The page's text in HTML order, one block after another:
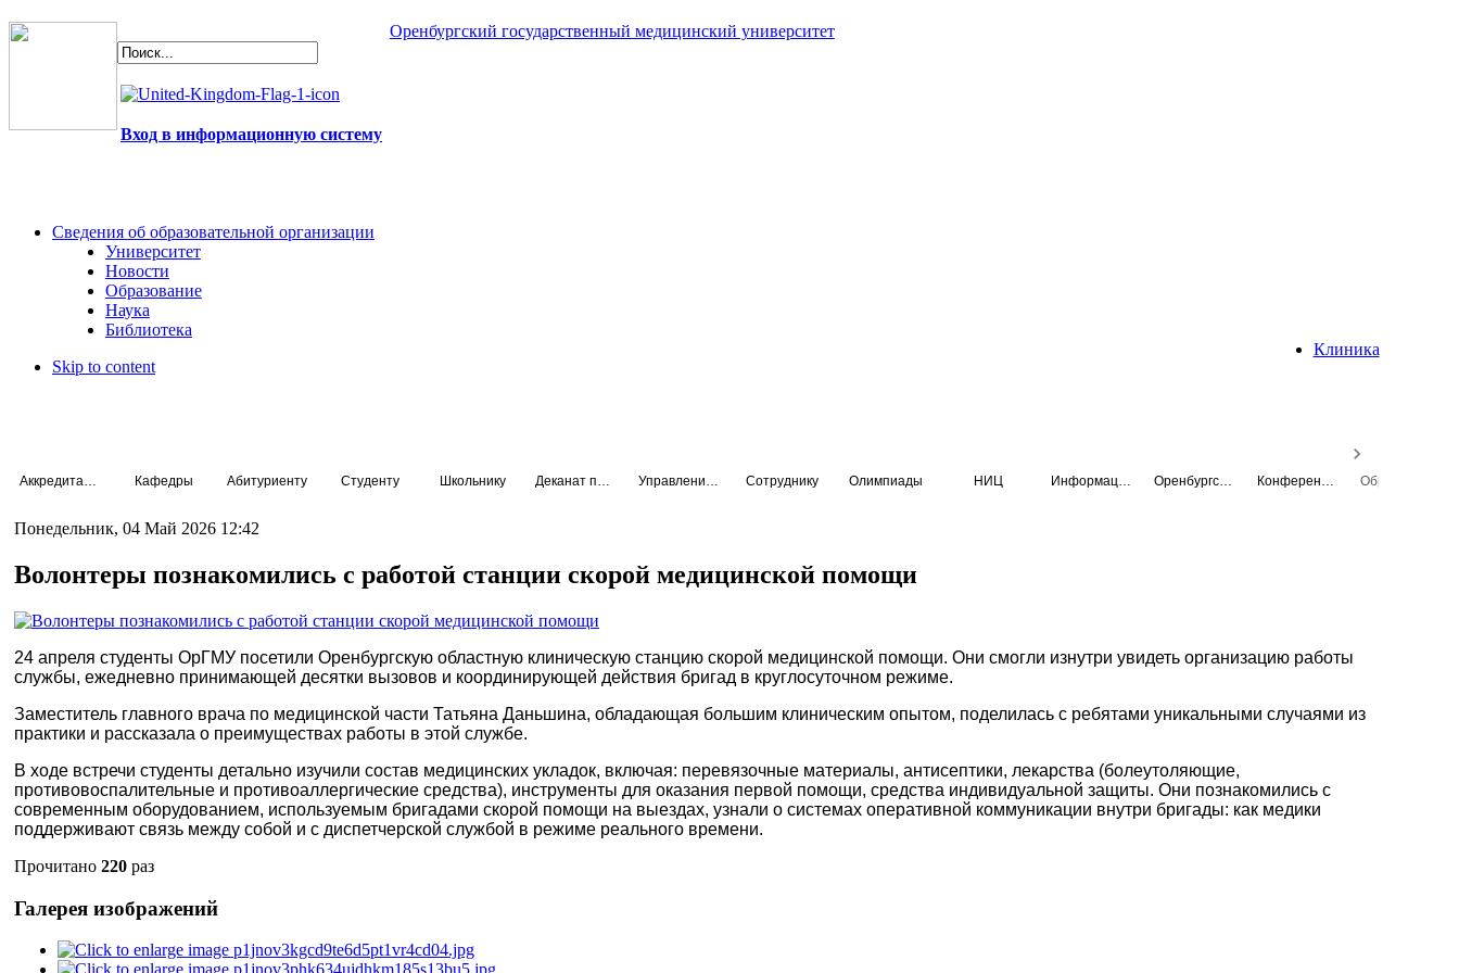
Оренбургский государственный медицинский университет
Вход в информационную систему
Сведения об образовательной организации
Университет
Новости
Образование
Наука
Библиотека
Клиника
Skip to content
Кафедры Абитуриенту Студенту Школьнику Сотруднику Олимпиады НИЦ
Понедельник, 04 Май 2026 12:42
Волонтеры познакомились с работой станции скорой медицинской помощи
24 апреля студенты ОрГМУ посетили Оренбургскую областную клиническую станцию скорой медицинской помощи. Они смогли изнутри увидеть организацию работы
службы, ежедневно принимающей десятки вызовов и координирующей действия бригад в круглосуточном режиме.
Заместитель главного врача по медицинской части Татьяна Даньшина, обладающая большим клиническим опытом, поделилась с ребятами уникальными случаями из
практики и рассказала о преимуществах работы в этой службе.
В ходе встречи студенты детально изучили состав медицинских укладок, включая: перевязочные материалы, антисептики, лекарства (болеутоляющие,
противовоспалительные и противоаллергические средства), инструменты для оказания первой помощи, средства индивидуальной защиты. Они познакомились с
современным оборудованием, используемым бригадами скорой помощи на выездах, узнали о системах оперативной коммуникации внутри бригады: как медики
поддерживают связь между собой и с диспетчерской службой в режиме реального времени.
Прочитано 220 раз
Галерея изображений